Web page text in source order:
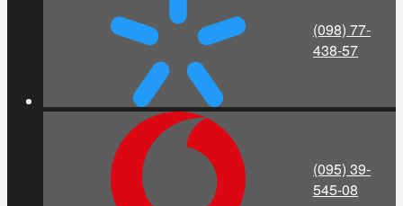
(098) 77-
438-57
(095) 39-
545-08